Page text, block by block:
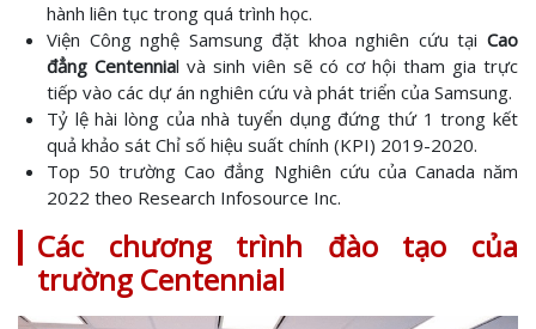
hành liên tục trong quá trình học.
Viện Công nghệ Samsung đặt khoa nghiên cứu tại Cao
đẳng Centennial và sinh viên sẽ có cơ hội tham gia trực
tiếp vào các dự án nghiên cứu và phát triển của Samsung.
Tỷ lệ hài lòng của nhà tuyển dụng đứng thứ 1 trong kết
quả khảo sát Chỉ số hiệu suất chính (KPI) 2019-2020.
Top 50 trường Cao đẳng Nghiên cứu của Canada năm
2022 theo Research Infosource Inc.
Các chương trình đào tạo của
trường Centennial